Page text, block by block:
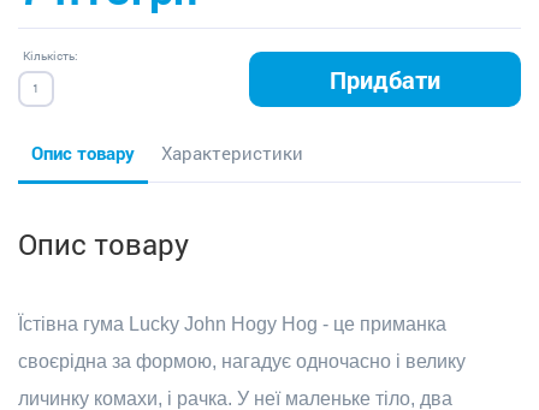
Кількість:
Придбати
Опис товару Характеристики
Опис товару
Їстівна гума Lucky John Hogy Hog - це приманка
своєрідна за формою, нагадує одночасно і велику
личинку комахи, і рачка. У неї маленьке тіло, два